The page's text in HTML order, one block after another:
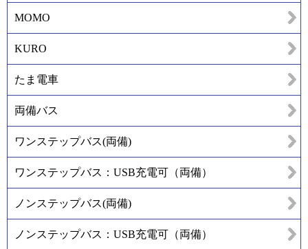
MOMO
KURO
たま電車
両備バス
ワンステップバス(両備)
ワンステップバス：USB充電可（両備）
ノンステップバス(両備)
ノンステップバス：USB充電可（両備）